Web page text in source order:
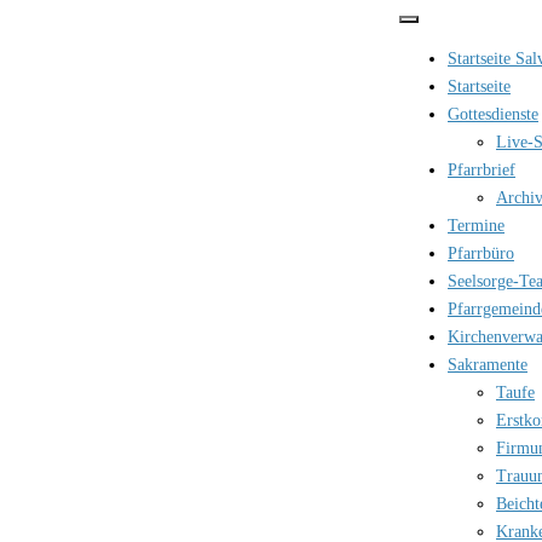
Startseite
Startseite
Gottesdienste
Live-
Pfarrbrief
Termine
Pfarrbüro
Seelsorge-
Sakramente
Taufe